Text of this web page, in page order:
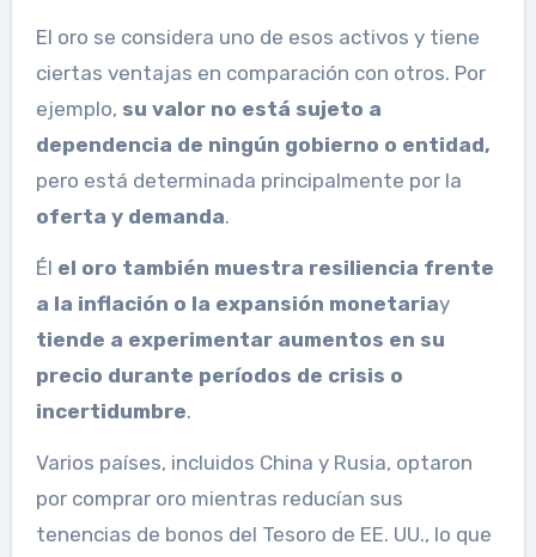
El oro se considera uno de esos activos y tiene
ciertas ventajas en comparación con otros. Por
ejemplo, su valor no está sujeto a
dependencia de ningún gobierno o entidad,
pero está determinada principalmente por la
oferta y demanda.
Él el oro también muestra resiliencia frente
a la inflación o la expansión monetariay
tiende a experimentar aumentos en su
precio durante períodos de crisis o
incertidumbre.
Varios países, incluidos China y Rusia, optaron
por comprar oro mientras reducían sus
tenencias de bonos del Tesoro de EE. UU., lo que